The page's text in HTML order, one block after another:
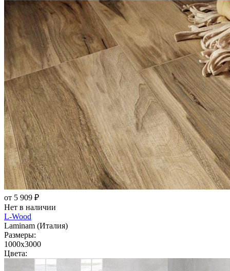
от 5 909 ₽
Нет в наличии
L-Wood
Laminam (Италия)
Размеры:
1000x3000
Цвета: